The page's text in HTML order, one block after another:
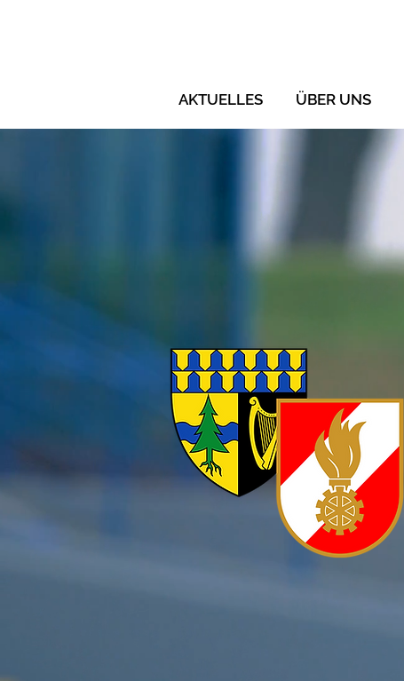
AKTUELLES ÜBER UNS